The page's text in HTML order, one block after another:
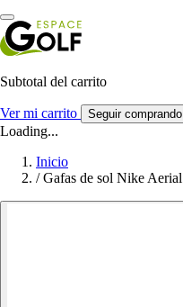
Subtotal del carrito
Ver mi carrito Seguir comprando
Loading...
Inicio
/ Gafas de sol Nike Aerial